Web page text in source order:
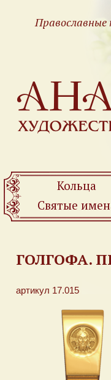
Православные
Кольца
Святые
ГОЛГОФА.
артикул 17.015